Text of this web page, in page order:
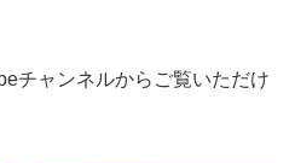
チャンネルからご覧いただけ